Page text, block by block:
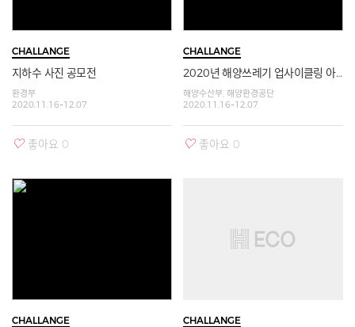
CHALLANGE
지하수 사진 공모전
환경부
2020.11.16~12.07
좋아요 0
CHALLANGE
2020년 해양쓰레기 업사이클링 아이디어 공모전
해양수산부, 해양환경공단
2020.11.16~12.07
좋아요 0
자세히보기
CHALLANGE CHALLANGE